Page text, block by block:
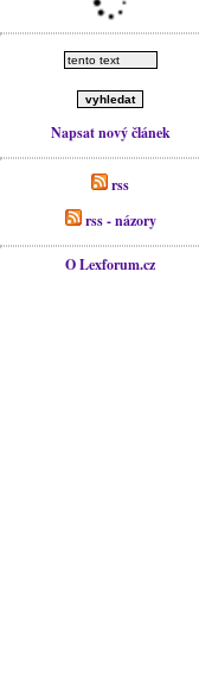
Napsat nový článek
rss
rss - názory
O Lexforum.cz